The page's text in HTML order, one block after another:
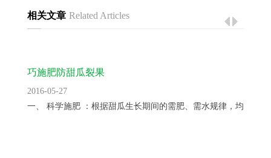
相关文章 Related Articles
巧施肥防甜瓜裂果
2016-05-27
一、 科学施肥 ：根据甜瓜生长期间的需肥、需水规律，均衡供...